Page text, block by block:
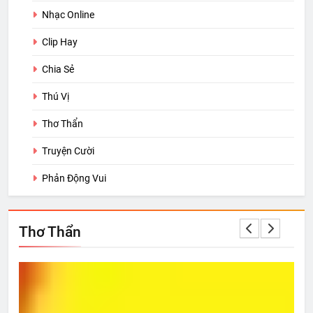
Nhạc Online
Clip Hay
Chia Sẻ
Thú Vị
Thơ Thẩn
Truyện Cười
Phản Động Vui
Thơ Thẩn